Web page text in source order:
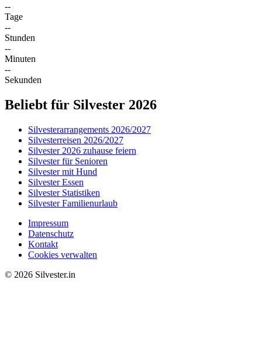
--
Tage
--
Stunden
--
Minuten
--
Sekunden
Beliebt für Silvester 2026
Silvesterarrangements 2026/2027
Silvesterreisen 2026/2027
Silvester 2026 zuhause feiern
Silvester für Senioren
Silvester mit Hund
Silvester Essen
Silvester Statistiken
Silvester Familienurlaub
Impressum
Datenschutz
Kontakt
Cookies verwalten
© 2026 Silvester.in